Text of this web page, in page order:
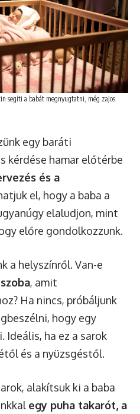
segíti a babát megnyugtatni, még zajos
egy baráti
kérdése hamar előtérbe
és a
el, hogy a baba a
elaludjon, mint
előre gondolkozzunk.
a helyszínről. Van-e
, amit
Ha nincs, próbáljunk
hogy egy
Ideális, ha ez a sarok
és a nyüzsgéstől.
alakítsuk ki a baba
egy puha takarót, a